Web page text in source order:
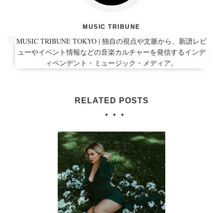
MUSIC TRIBUNE
MUSIC TRIBUNE TOKYO | 独自の視点や文脈から、新譜レビ
ューやイベント情報などの音楽カルチャーを発信するインデ
ィペンデント・ミュージック・メディア。
RELATED POSTS